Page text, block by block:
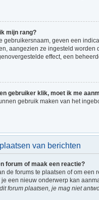
mijn rang?
gebruikersnaam, geven een
aangezien ze ingesteld
effect, een
gebruiker klik, moet ik me
gebruik maken van het
van berichten
forum of maak een reactie?
de forums te plaatsen of om
een nieuw onderwerp kan
forum plaatsen, je mag niet